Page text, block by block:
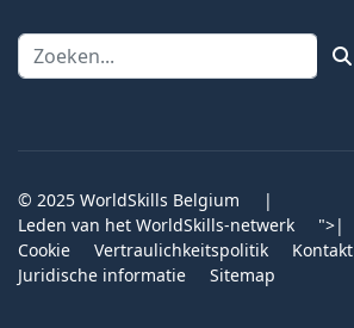
Zoeken
© 2025 WorldSkills Belgium
|
Leden van het WorldSkills-netwerk
">|
Cookie
Vertraulichkeitspolitik
Kontakt
Juridische informatie
Sitemap